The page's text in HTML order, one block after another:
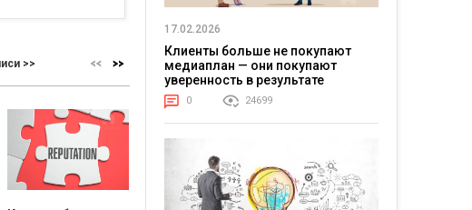
чатов:
>>
17.02.2026
Клиенты больше не покупают
медиаплан — они покупают
уверенность в результате
0 24699